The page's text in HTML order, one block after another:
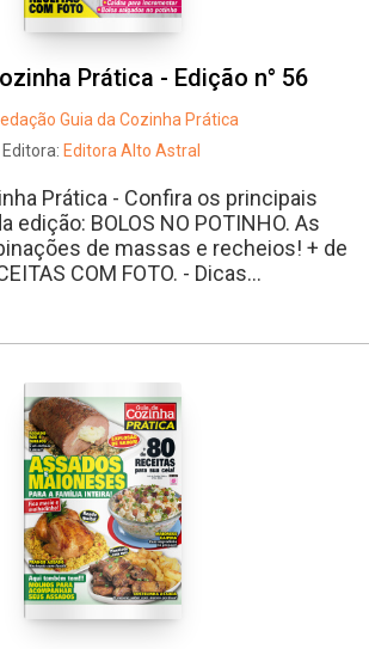
Prática - Edição n° 56
Guia da Cozinha Prática
Editora: Editora Alto Astral
Prática - Confira os principais
edição: BOLOS NO POTINHO. As
de massas e recheios! + de
COM FOTO. - Dicas...